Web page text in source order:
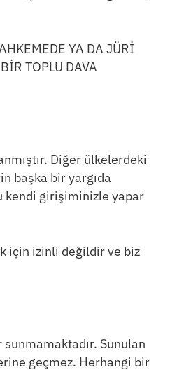
YA DA JÜRİ
TOPLU DAVA
Diğer ülkelerdeki
başka bir yargıda
kendi girişiminizle yapar
için izinli değildir ve biz
Sunulan
geçmez. Herhangi bir